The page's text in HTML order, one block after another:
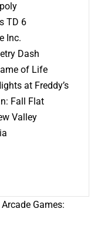
TD 6
Inc.
Dash
of Life
at Freddy’s
Fall Flat
Valley
Games: